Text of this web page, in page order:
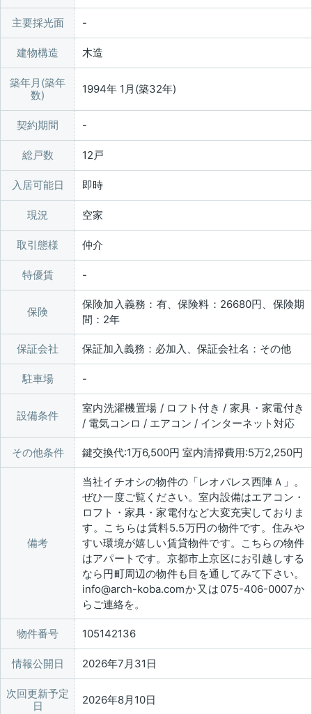
主要採光面
建物構造 木造
築年月(築年
数)
1994年 1月(築32年)
契約期間
総戸数 12戸
入居可能日 即時
現況 空家
取引態様 仲介
特優賃
保険
保険加入義務：有、保険料：26680円、保険期
間：2年
保証会社 保証加入義務：必加入、保証会社名：その他
駐車場
設備条件
室内洗濯機置場 / ロフト付き / 家具・家電付き
/ 電気コンロ / エアコン / インターネット対応
その他条件 鍵交換代:1万6,500円 室内清掃費用:5万2,250円
備考
当社イチオシの物件の「レオパレス西陣Ａ」。
ぜひ一度ご覧ください。室内設備はエアコン・
ロフト・家具・家電付など大変充実しておりま
す。こちらは賃料5.5万円の物件です。住みや
すい環境が嬉しい賃貸物件です。こちらの物件
はアパートです。京都市上京区にお引越しする
なら円町周辺の物件も目を通してみて下さい。
info@arch-koba.comか又は075-406-0007か
らご連絡を。
物件番号 105142136
情報公開日 2026年7月31日
次回更新予定
日
2026年8月10日